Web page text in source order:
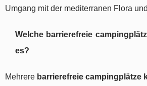
Umgang mit der mediterranen Flora
Welche barrierefreie
es?
Mehrere barrierefreie campingplätze